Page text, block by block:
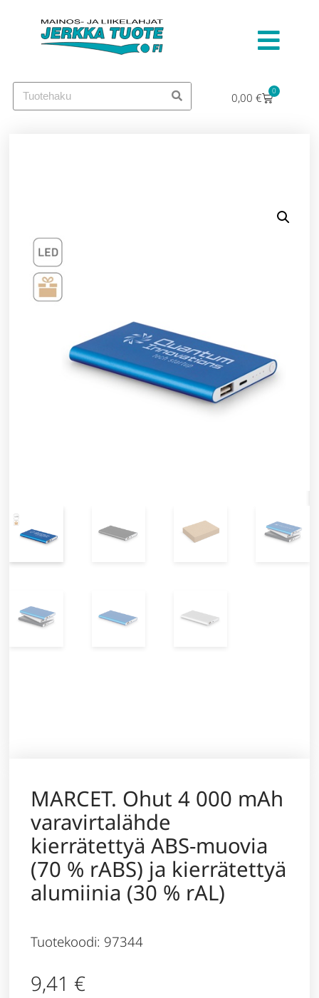
0,00 € 0
MARCET. Ohut 4 000 mAh
varavirtalähde
kierrätettyä ABS-muovia
(70 % rABS) ja kierrätettyä
alumiinia (30 % rAL)
Tuotekoodi: 97344
9,41 €